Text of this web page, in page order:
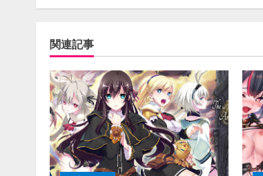
関連記事